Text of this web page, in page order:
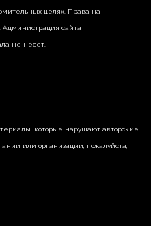
целях. Права на
сайта
не несет.
которые нарушают авторские
или организации, пожалуйста,